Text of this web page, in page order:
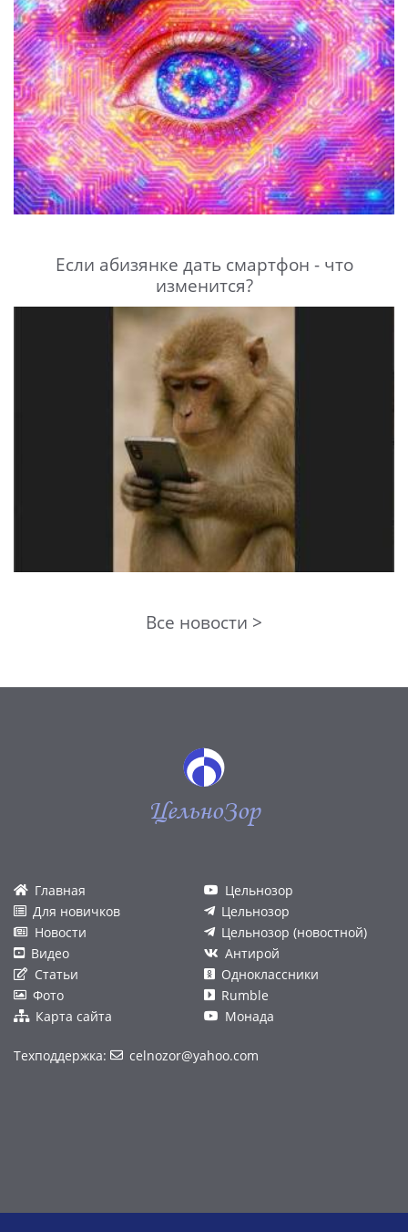
Если абизянке дать смартфон - что
изменится?
Все новости >
ЦельноЗор
Главная
Для новичков
Новости
Видео
Статьи
Фото
Карта сайта
Цельнозор
Цельнозор
Цельнозор (новостной)
Антирой
Одноклассники
Rumble
Монада
Техподдержка: celnozor@yahoo.com